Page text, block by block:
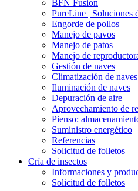
BFN Fusion
PureLine | Soluciones
Engorde de pollos
Manejo de pavos
Manejo de patos
Manejo de
Gestión de naves
Climatización de naves
Iluminación de naves
Depuración de aire
Aprovechamiento de
Pienso:
Suministro energético
Referencias
Solicitud de folletos
Cría de insectos
Informaciones y
Solicitud de folletos